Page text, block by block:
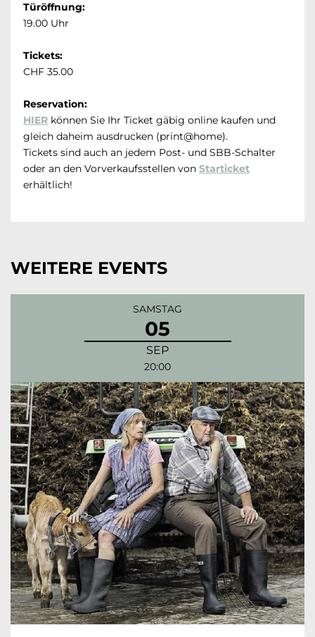
Türöffnung:
19.00 Uhr
Tickets:
CHF 35.00
Reservation:
HIER können Sie Ihr Ticket gäbig online kaufen und
gleich daheim ausdrucken (print@home).
Tickets sind auch an jedem Post- und SBB-Schalter
oder an den Vorverkaufsstellen von Starticket
erhältlich!
WEITERE EVENTS
SAMSTAG
05
SEP
20:00